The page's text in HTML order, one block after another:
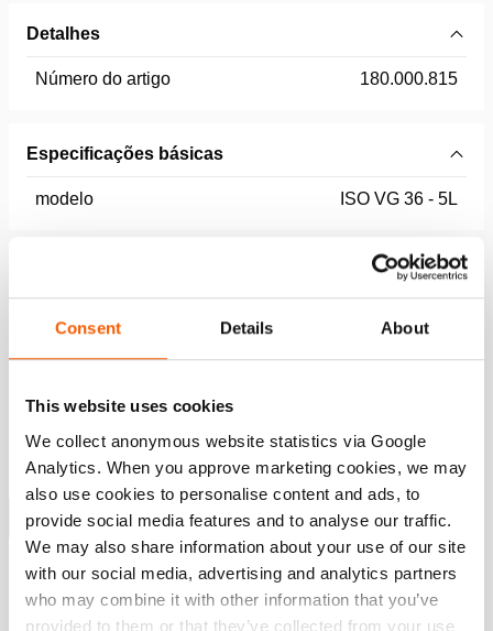
Consent Details About
This website uses cookies
We collect anonymous website statistics via Google
Analytics. When you approve marketing cookies, we may
also use cookies to personalise content and ads, to
provide social media features and to analyse our traffic.
We may also share information about your use of our site
with our social media, advertising and analytics partners
who may combine it with other information that you’ve
provided to them or that they’ve collected from your use
Detalhes
Número do artigo 180.000.815
Especificações básicas
modelo ISO VG 36 - 5L
Biodegradável (OCDE 301F)
Excelentes propriedades de lubrificação
Mostrar mais
Downloads